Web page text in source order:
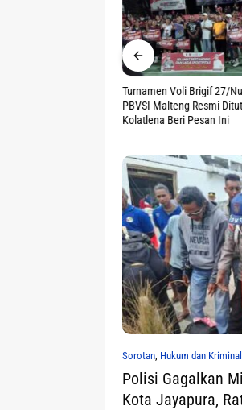
Turnamen Voli Brigif 27/
PBVSI Malteng Resmi
Kolatlena Beri Pesan Ini
Sorotan Hukum dan Kriminal
Polisi Gagalkan
Kota Jayapura,